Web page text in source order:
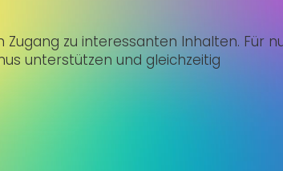
zu interessanten Inhalten. Für
unterstützen und gleichzeitig